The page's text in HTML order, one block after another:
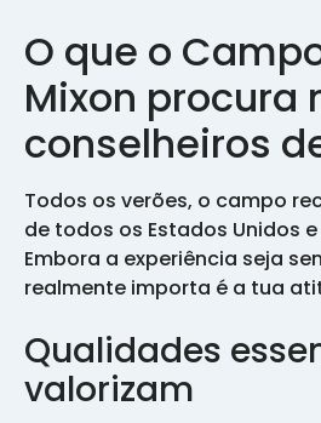
O que o
Mixon procura
conselheiros
Todos os verões, o campo
de todos os Estados Unidos
Embora a experiência seja
realmente importa é a tua
Qualidades
valorizam